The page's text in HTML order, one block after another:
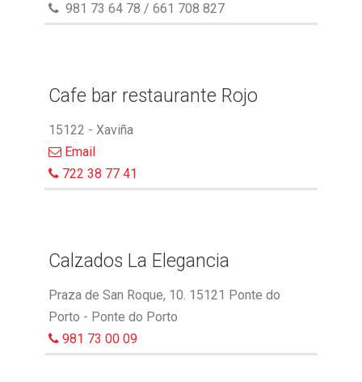
981 73 64 78 / 661 708 827
Cafe bar restaurante Rojo
15122 - Xaviña
Email
722 38 77 41
Calzados La Elegancia
Praza de San Roque, 10. 15121 Ponte do
Porto - Ponte do Porto
981 73 00 09